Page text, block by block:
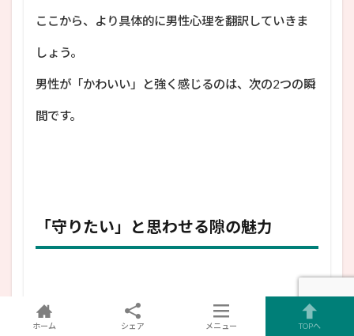
ここから、より具体的に男性心理を翻訳していきま
しょう。
男性が「かわいい」と強く感じるのは、次の2つの瞬
間です。
「守りたい」と思わせる隙の魅力
男性が「かわいい」と強く感じる瞬間のひとつが、
ホーム シェア メニュー TOPへ